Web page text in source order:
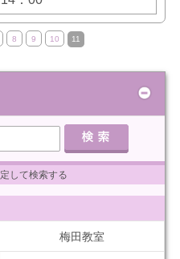
8 9 10 11
して検索する
梅田教室